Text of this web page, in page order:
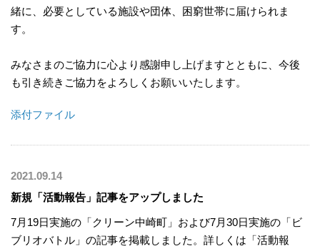
緒に、必要としている施設や団体、困窮世帯に届けられま
す。
みなさまのご協力に心より感謝申し上げますとともに、今後
も引き続きご協力をよろしくお願いいたします。
添付ファイル
2021.09.14
新規「活動報告」記事をアップしました
7月19日実施の「クリーン中崎町」および7月30日実施の「ビ
ブリオバトル」の記事を掲載しました。詳しくは「活動報